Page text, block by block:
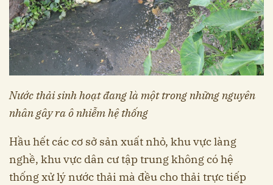
Nước thải sinh hoạt đang là một trong những nguyên
nhân gây ra ô nhiễm hệ thống
Hầu hết các cơ sở sản xuất nhỏ, khu vực làng
nghề, khu vực dân cư tập trung không có hệ
thống xử lý nước thải mà đều cho thải trực tiếp